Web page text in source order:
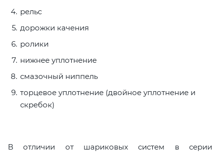
рельс
дорожки качения
ролики
нижнее уплотнение
смазочный ниппель
торцевое уплотнение (двойное уплотнение и
скребок)
В отличии от шариковых систем в серии